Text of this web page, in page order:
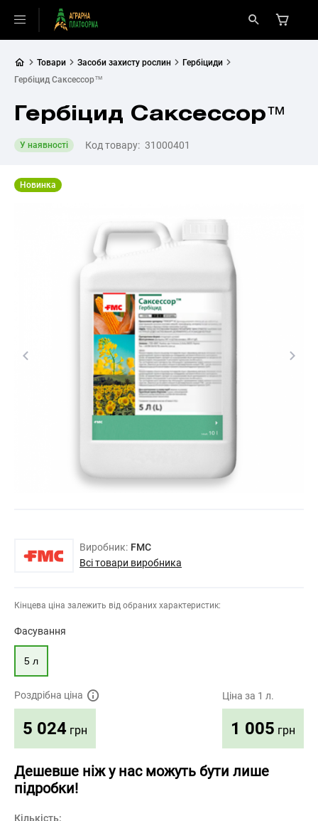
Товари Засоби захисту рослин
Гербіциди
Гербіцид Саксессор™
Гербіцид Саксессор™
У наявності Код товару: 31000401
Новинка
Виробник: FMC
Всі товари виробника
Кінцева ціна залежить від обраних характеристик:
Фасування
5 л
Роздрібна ціна
5 024 грн
Ціна за 1 л.
1 005 грн
Дешевше ніж у нас можуть бути лише
підробки!
Кількість: